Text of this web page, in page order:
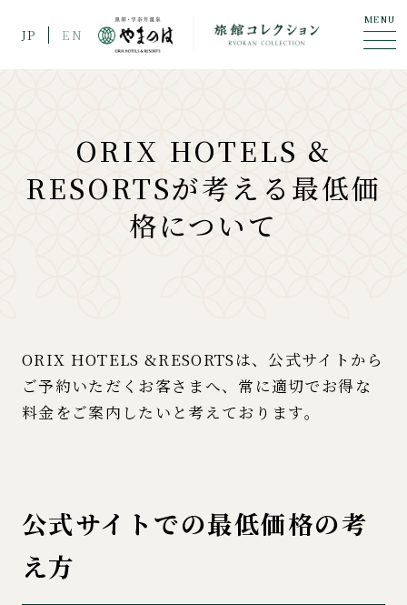
JP EN
MENU
ORIX HOTELS &
RESORTSが考える最低価
格について
ORIX HOTELS &RESORTSは、公式サイトから
ご予約いただくお客さまへ、常に適切でお得な
料金をご案内したいと考えております。
公式サイトでの最低価格の考
え方